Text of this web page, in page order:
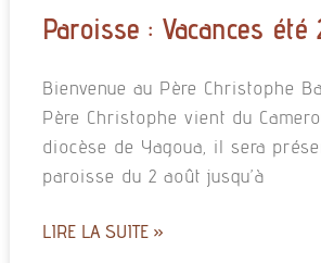
Paroisse : Vacances été
Bienvenue au Père Christophe
Père Christophe vient du
diocèse de Yagoua, il sera
paroisse du 2 août jusqu’à
LIRE LA SUITE »